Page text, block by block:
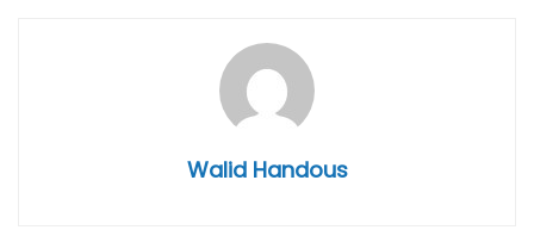
Walid Handous